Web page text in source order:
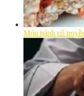
Món bánh cổ